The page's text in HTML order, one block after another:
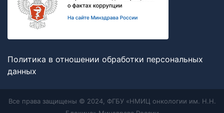
Политика в отношении обработки персональных
данных
Все права защищены © 2024, ФГБУ «НМИЦ онкологии им. Н.Н.